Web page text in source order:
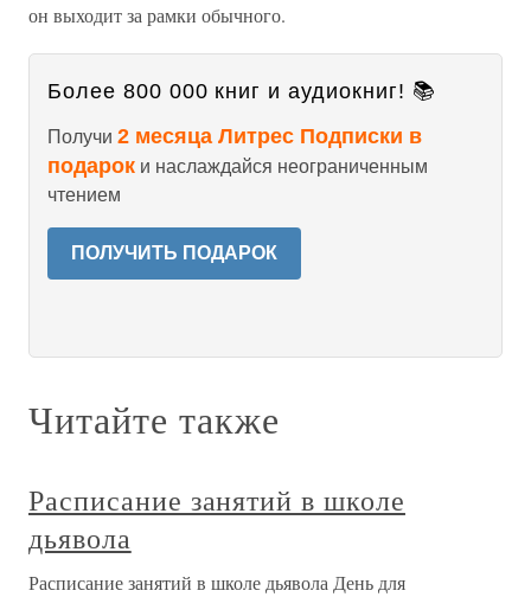
он выходит за рамки обычного.
Более 800 000 книг и аудиокниг! 📚
Получи 2 месяца Литрес Подписки в
подарок и наслаждайся неограниченным
чтением
ПОЛУЧИТЬ ПОДАРОК
Читайте также
Расписание занятий в школе
дьявола
Расписание занятий в школе дьявола День для